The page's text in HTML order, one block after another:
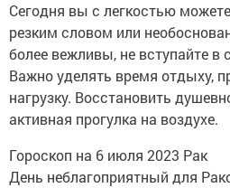
Сегодня вы с легкостью
резким словом или
более вежливы, не вступайте в
Важно уделять время отдыху,
нагрузку. Восстановить
активная прогулка на воздухе.
Гороскоп на 6 июля 2023 Рак
День неблагоприятный для